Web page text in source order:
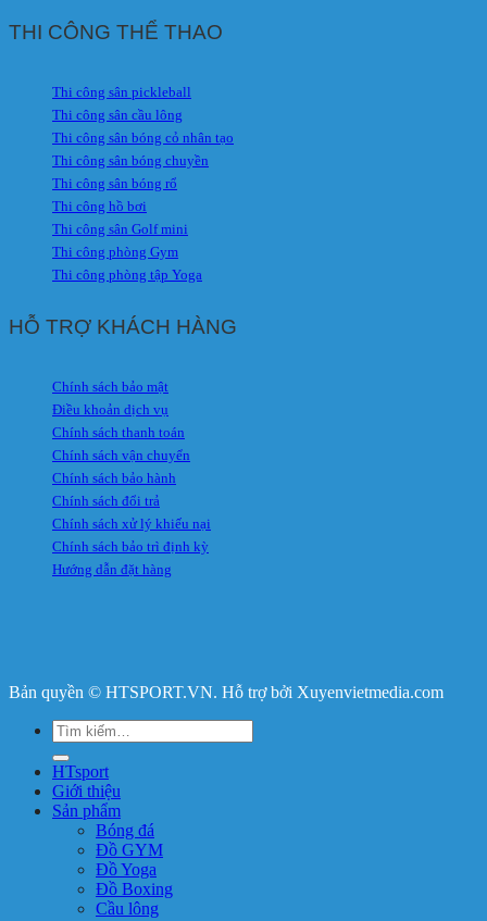
THI CÔNG THỂ THAO
Thi công sân pickleball
Thi công sân cầu lông
Thi công sân bóng cỏ nhân tạo
Thi công sân bóng chuyền
Thi công sân bóng rổ
Thi công hồ bơi
Thi công sân Golf mini
Thi công phòng Gym
Thi công phòng tập Yoga
HỖ TRỢ KHÁCH HÀNG
Chính sách bảo mật
Điều khoản dịch vụ
Chính sách thanh toán
Chính sách vận chuyển
Chính sách bảo hành
Chính sách đổi trả
Chính sách xử lý khiếu nại
Chính sách bảo trì định kỳ
Hướng dẫn đặt hàng
Bản quyền © HTSPORT.VN. Hỗ trợ bởi Xuyenvietmedia.com
Tìm
kiếm:
HTsport
Giới thiệu
Sản phẩm
Bóng đá
Đồ GYM
Đồ Yoga
Đồ Boxing
Cầu lông